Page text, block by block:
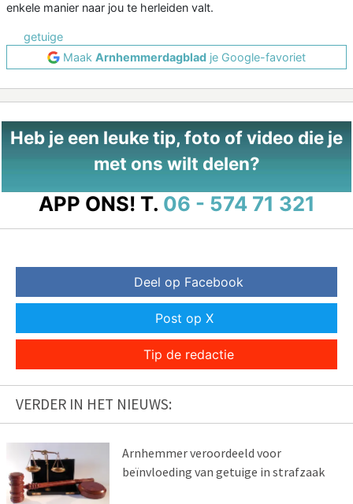
enkele manier naar jou te herleiden valt.
getuige
Maak Arnhemmerdagblad je Google-favoriet
Heb je een leuke tip, foto of video die je
met ons wilt delen?
APP ONS! T. 06 - 574 71 321
Deel op Facebook
Post op X
Tip de redactie
VERDER IN HET NIEUWS:
Arnhemmer veroordeeld voor
beïnvloeding van getuige in strafzaak